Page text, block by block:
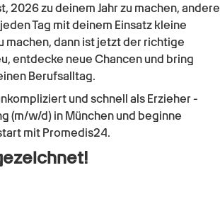
2026 zu deinem Jahr zu machen, andere
Tag mit deinem Einsatz kleine
machen, dann ist jetzt der richtige
entdecke neue Chancen und bring
Berufsalltag.
und schnell als Erzieher -
(m/w/d) in München und beginne
mit Promedis24.